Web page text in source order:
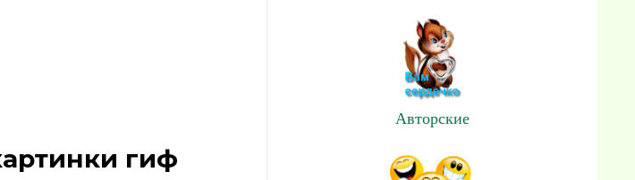
гиф
Авторские